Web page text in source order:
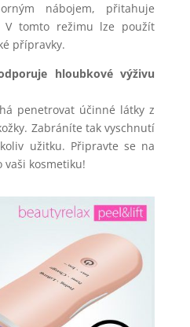
nábojem, přitahuje
V tomto režimu lze použít
přípravky.
hloubkové výživu
penetrovat účinné látky z
Zabráníte tak vyschnutí
užitku. Připravte se na
kosmetiku!